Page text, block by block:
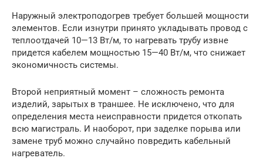
Наружный электроподогрев требует большей мощности
элементов. Если изнутри принято укладывать провод с
теплоотдачей 10—13 Вт/м, то нагревать трубу извне
придется кабелем мощностью 15—40 Вт/м, что снижает
экономичность системы.
Второй неприятный момент – сложность ремонта
изделий, зарытых в траншее. Не исключено, что для
определения места неисправности придется откопать
всю магистраль. И наоборот, при заделке порыва или
замене труб можно случайно повредить кабельный
нагреватель.